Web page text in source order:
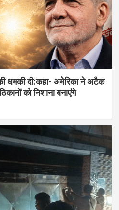
धमकी दी:कहा- अमेरिका ने अटैक
को निशाना बनाएंगे